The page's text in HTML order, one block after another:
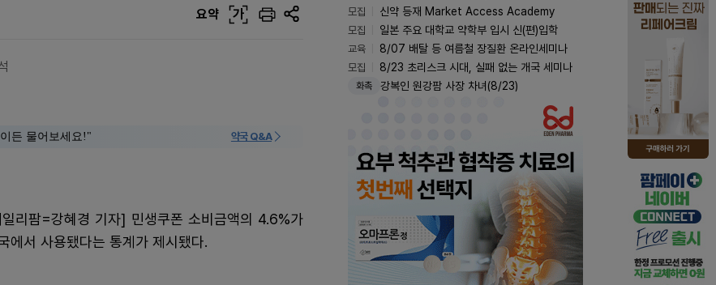
요약 가
든 물어보세요!" 약국 Q&A
일리팜=강혜경 기자] 민생쿠폰 소비금액의 4.6%가
에서 사용됐다는 통계가 제시됐다.
모집
신약 등재 Market Access Academy
모집
일본 주요 대학교 약학부 입시 신(편)입학
교육
8/07 배탈 등 여름철 장질환 온라인세미나
모집
8/23 초리스크 시대, 실패 없는 개국 세미나
화촉 강복인 원강팜 사장 차녀(8/23)